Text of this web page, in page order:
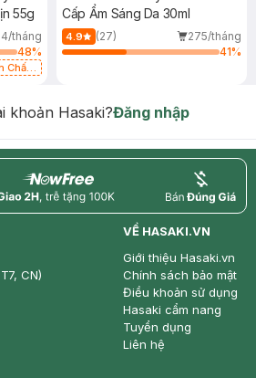
55g
tháng
48%
Chất
Cấp Ẩm Sáng Da 30ml
4.9 (27)
275/tháng
41%
khoản Hasaki?Đăng nhập
price
CN)
VỀ HASAKI.VN
Giới thiệu Hasaki.vn
Chính sách bảo mật
Điều khoản sử dụng
Hasaki cẩm nang
Tuyển dụng
Liên hệ